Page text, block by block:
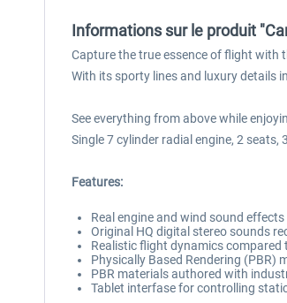
Informations sur le produit
Capture the true essence of flight with
With its sporty lines and luxury details
See everything from above while
Single 7 cylinder radial engine, 2 seats,
Features:
Real engine and wind sound effects
Original HQ digital stereo sounds
Realistic flight dynamics compared
Physically Based Rendering (PBR)
PBR materials authored with
Tablet interfase for controlling